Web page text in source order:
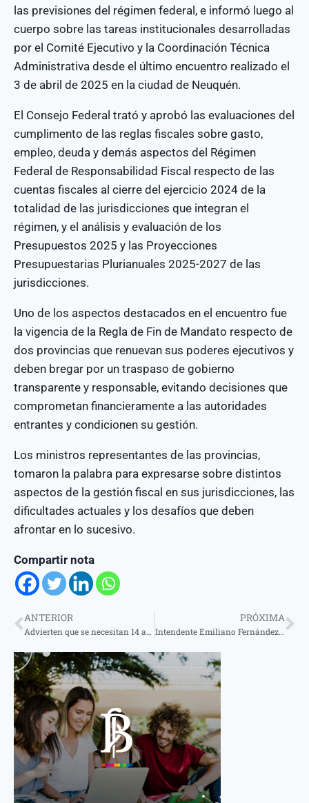
las previsiones del régimen federal, e informó luego al
cuerpo sobre las tareas institucionales desarrolladas
por el Comité Ejecutivo y la Coordinación Técnica
Administrativa desde el último encuentro realizado el
3 de abril de 2025 en la ciudad de Neuquén.
El Consejo Federal trató y aprobó las evaluaciones del
cumplimento de las reglas fiscales sobre gasto,
empleo, deuda y demás aspectos del Régimen
Federal de Responsabilidad Fiscal respecto de las
cuentas fiscales al cierre del ejercicio 2024 de la
totalidad de las jurisdicciones que integran el
régimen, y el análisis y evaluación de los
Presupuestos 2025 y las Proyecciones
Presupuestarias Plurianuales 2025-2027 de las
jurisdicciones.
Uno de los aspectos destacados en el encuentro fue
la vigencia de la Regla de Fin de Mandato respecto de
dos provincias que renuevan sus poderes ejecutivos y
deben bregar por un traspaso de gobierno
transparente y responsable, evitando decisiones que
comprometan financieramente a las autoridades
entrantes y condicionen su gestión.
Los ministros representantes de las provincias,
tomaron la palabra para expresarse sobre distintos
aspectos de la gestión fiscal en sus jurisdicciones, las
dificultades actuales y los desafíos que deben
afrontar en lo sucesivo.
Compartir nota
ANTERIOR
Advierten que se necesitan 14 alcantarillas para solucionar el problema del Arroyo Picardía
PRÓXIMA
Intendente Emiliano Fernández en apertura de remate ganadero: “Esta provincia va a salir adelante apostando por la cultura del trabajo, la educación, el campo y la industria”